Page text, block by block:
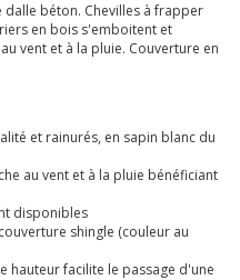
dalle béton. Chevilles à frapper
en bois s'emboitent et
vent et à la pluie. Couverture en
et rainurés, en sapin blanc du
au vent et à la pluie bénéficiant
disponibles
shingle (couleur au
hauteur facilite le passage d'une